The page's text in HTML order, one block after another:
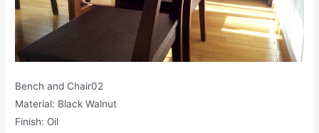
Bench and Chair02
Material: Black Walnut
Finish: Oil